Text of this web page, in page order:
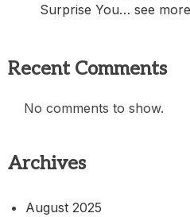
Surprise You… see more
Recent Comments
No comments to show.
Archives
August 2025